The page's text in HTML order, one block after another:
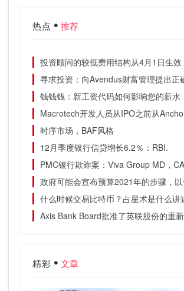
热点 推荐
投资顾问的较低费用结构从4月1日生效
寻求投资：向Avendus财富管理提出正
钱钱钱：新工资代码如何影响您的薪水
Macrotech开发人员从IPO之前从
时序市场，BAF风格
12月季度银行信贷增长6.2％：RBI.
PMC银行欺诈案：Viva Group MD，CA
政府可能会宣布预算2021年的步骤，
什么时候交易比特币？占星术是什么讲
Axis Bank Board批准了英联股份的重新
精彩 文章